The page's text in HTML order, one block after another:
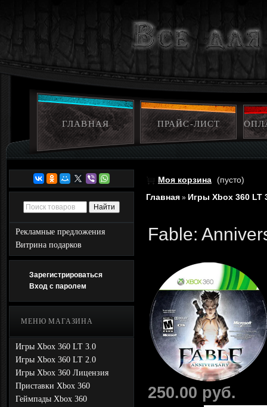
ГЛАВНАЯ ПРАЙС-ЛИСТ
Рекламные предложения
Витрина подарков
Зарегистрироваться
Вход с паролем
МЕНЮ МАГАЗИНА
Игры Xbox 360 LT 3.0
Игры Xbox 360 LT 2.0
Игры Xbox 360 Лицензия
Приставки Xbox 360
Геймпады Xbox 360
Моя корзина (пусто)
Главная » Игры Xbox 360 LT
Fable:
250.00 руб.